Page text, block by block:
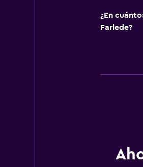
¿En
Farlede?